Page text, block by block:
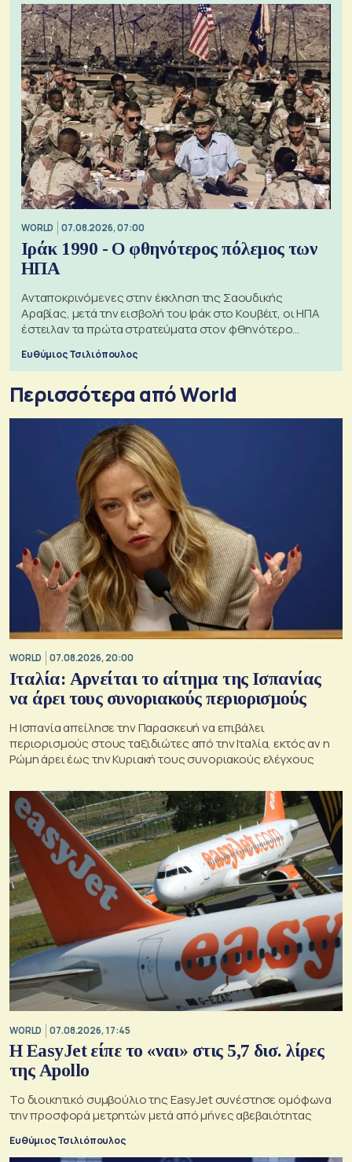
WORLD 07.08.2026, 07:00
Ιράκ 1990 - Ο φθηνότερος πόλεμος των
ΗΠΑ
Ανταποκρινόμενες στην έκκληση της Σαουδικής
Αραβίας, μετά την εισβολή του Ιράκ στο Κουβέιτ, οι ΗΠΑ
έστειλαν τα πρώτα στρατεύματα στον φθηνότερο
Ευθύμιος Τσιλιόπουλος
Περισσότερα από World
WORLD 07.08.2026, 20:00
Ιταλία: Αρνείται το αίτημα της Ισπανίας
να άρει τους συνοριακούς περιορισμούς
Η Ισπανία απείλησε την Παρασκευή να επιβάλει
περιορισμούς στους ταξιδιώτες από την Ιταλία, εκτός αν η
Ρώμη άρει έως την Κυριακή τους συνοριακούς ελέγχους
WORLD 07.08.2026, 17:45
Η EasyJet είπε το «ναι» στις 5,7 δισ. λίρες
της Apollo
Το διοικητικό συμβούλιο της EasyJet συνέστησε ομόφωνα
την προσφορά μετρητών μετά από μήνες αβεβαιότητας
Ευθύμιος Τσιλιόπουλος